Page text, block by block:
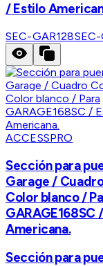
/ Estilo
SEC-GAR128
ACCESSPRO
Sección para
Garage /
Color blanco /
GARAGE168SC
Americana.
Sección para